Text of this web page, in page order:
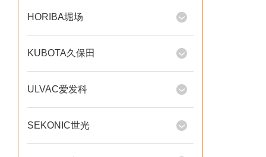
HORIBA堀场
KUBOTA久保田
ULVAC爱发科
SEKONIC世光